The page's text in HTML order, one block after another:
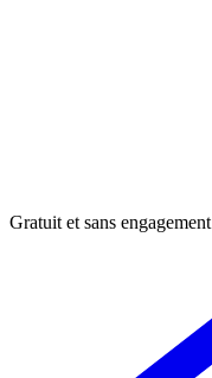
Gratuit et sans engagement